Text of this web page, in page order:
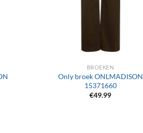
BROEKEN
Only broek ONLMADISON
15371660
€49.99